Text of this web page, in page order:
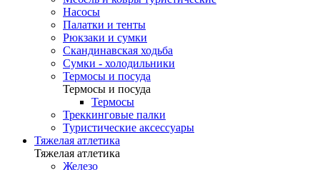
Насосы
Палатки и тенты
Рюкзаки и сумки
Скандинавская ходьба
Сумки - холодильники
Термосы и посуда
Термосы и посуда
Термосы
Треккинговые палки
Туристические аксессуары
Тяжелая атлетика
Тяжелая атлетика
Железо